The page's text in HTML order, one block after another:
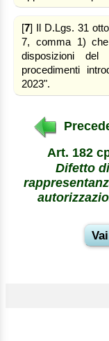
[7] Il D.Lgs. 31
7, comma 1)
disposizioni
procedimenti
2023".
Art. 182
Difetto di